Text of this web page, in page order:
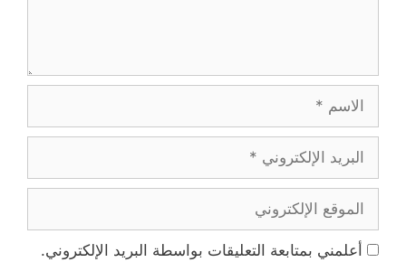
الإلكتروني
الإلكتروني
أعلمني بمتابعة التعليقات بواسطة البريد الإلكتروني.